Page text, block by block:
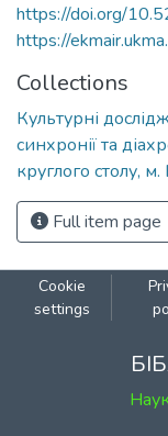
https://doi.org/
https://
Collections
Культурні
синхронії та
круглого столу,
Full item page
Cookie
settings